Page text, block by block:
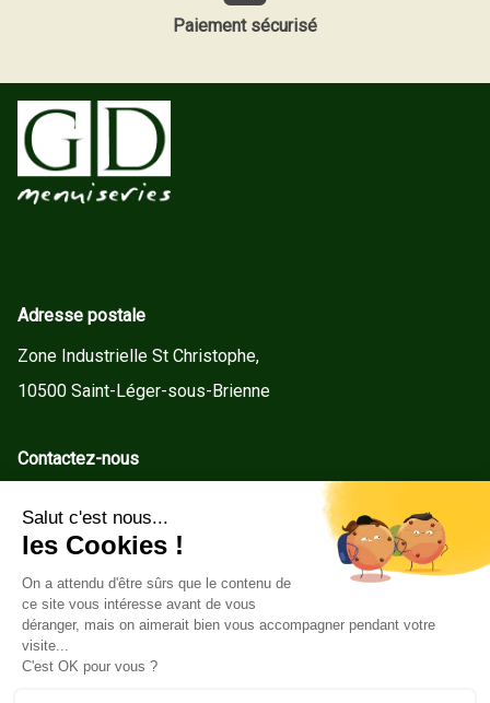
Paiement sécurisé
Adresse postale
Zone Industrielle St Christophe,
10500 Saint-Léger-sous-Brienne
Contactez-nous
Tel : +33(0)3 25 92 78 60
Service client
Conditions Générales de Vente
Mentions légales